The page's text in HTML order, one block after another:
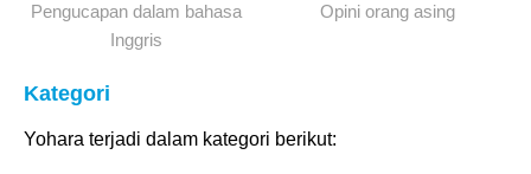
Pengucapan dalam bahasa
Inggris
Opini orang asing
Kategori
Yohara terjadi dalam kategori berikut: